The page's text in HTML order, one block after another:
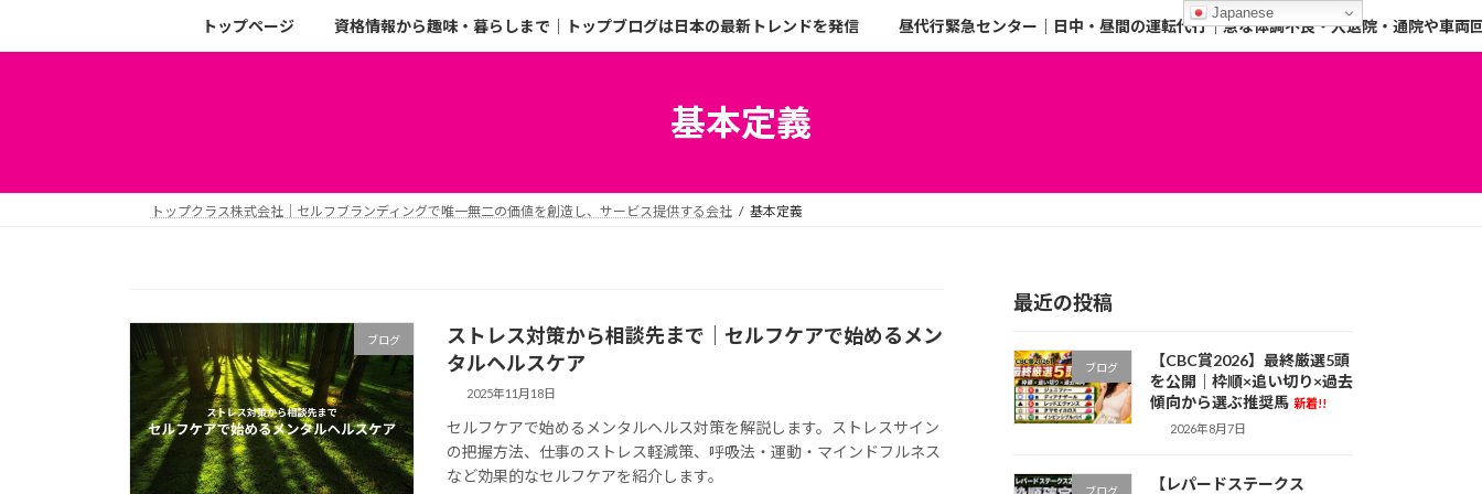
トップページ 資格情報から趣味・暮らしまで｜トップブログは日本の最新トレンドを発信 昼代行緊急センター｜日中・昼間の運転代行｜急な体調不良・入退院・通院や車両
基本定義
トップクラス株式会社｜セルフブランディングで唯一無二の価値を創造し、サービス提供する会社 基本定義
ブログ
ストレス対策から相談先まで｜セルフケアで始めるメン
タルヘルスケア
2025年11月18日
セルフケアで始めるメンタルヘルス対策を解説します。ストレスサイン
の把握方法、仕事のストレス軽減策、呼吸法・運動・マインドフルネス
など効果的なセルフケアを紹介します。
最近の投稿
ブログ
【CBC賞2026】最終厳選5頭
を公開｜枠順×追い切り×過去
傾向から選ぶ推奨馬 新着!!
2026年8月7日
ブログ
【レパードステークス
Japanese